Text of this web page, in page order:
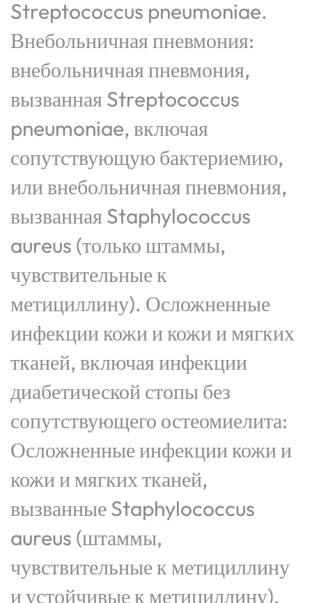
Streptococcus pneumoniae.
Внебольничная пневмония:
внебольничная пневмония,
вызванная Streptococcus
pneumoniae, включая
сопутствующую бактериемию,
или внебольничная пневмония,
вызванная Staphylococcus
aureus (только штаммы,
чувствительные к
метициллину). Осложненные
инфекции кожи и кожи и мягких
тканей, включая инфекции
диабетической стопы без
сопутствующего остеомиелита:
Осложненные инфекции кожи и
кожи и мягких тканей,
вызванные Staphylococcus
aureus (штаммы,
чувствительные к метициллину
и устойчивые к метициллину),